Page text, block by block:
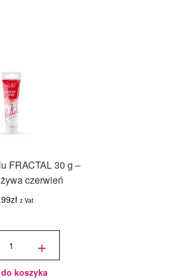
FRACTAL 30 g –
czerwień
zł z Vat
+
koszyka